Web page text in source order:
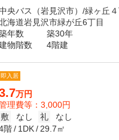
央バス（岩見沢市）/緑ヶ丘
海道岩見沢市緑が丘6丁目
年数
築30年
物階数
4階建
即入居
万円
理費等：3,000円
敷
なし 礼
なし
階
1DK 29.7㎡